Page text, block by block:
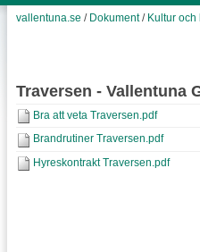
vallentuna.se / Dokument/ Kultur
Traversen - Vallentuna
Bra att veta Traversen.pdf
Brandrutiner Traversen.pdf
Hyreskontrakt Traversen.pdf